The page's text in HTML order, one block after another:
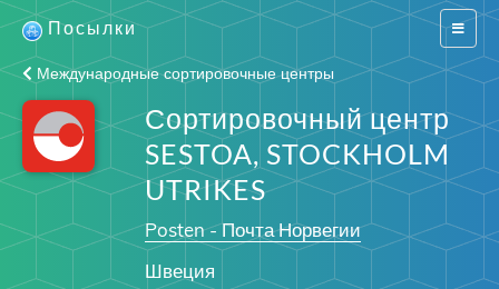
Switch
Посылки
Международные сортировочные центры
Сортировочный центр
SESTOA, STOCKHOLM
UTRIKES
Posten - Почта Норвегии
Швеция